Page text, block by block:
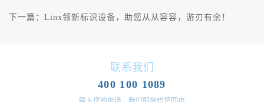
下一篇： Linx领新标识设备，助您从从容容，游刃有余！
联系我们
400 100 1089